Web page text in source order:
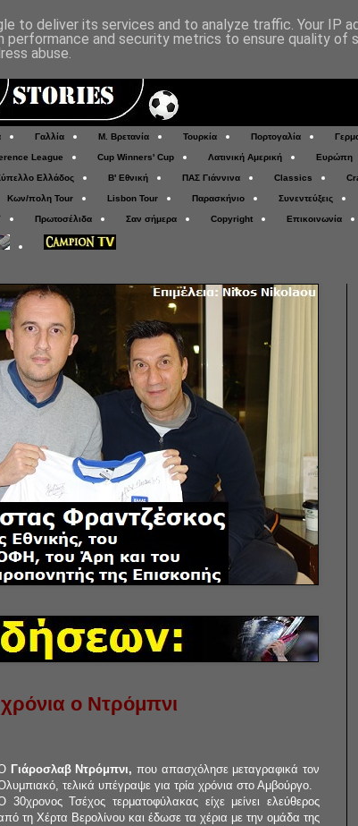
Γαλλία Μ. Βρετανία Τουρκία Πορτογαλία
League Cup Winners' Cup Λατινική Αμερική Ευρώπη
Ελλάδος Β' Εθνική ΠΑΣ Γιάννινα Classics
Κων/πολη Tour Lisbon Tour Παρασκήνιο Συνεντεύξεις
Πρωτοσέλιδα Σαν σήμερα Copyright Επικοινωνία
ο Ντρόμπνι
Γιάροσλαβ Ντρόμπνι, που απασχόλησε μεταγραφικά τον
τελικά υπέγραψε για τρία χρόνια στο Αμβούργο.
30χρονος Τσέχος τερματοφύλακας είχε μείνει ελεύθερος
τη Χέρτα Βερολίνου και έδωσε τα χέρια με την ομάδα της
to deliver its services and to analyze traffic. Your IP
performance and security metrics to ensure quality of
abuse.